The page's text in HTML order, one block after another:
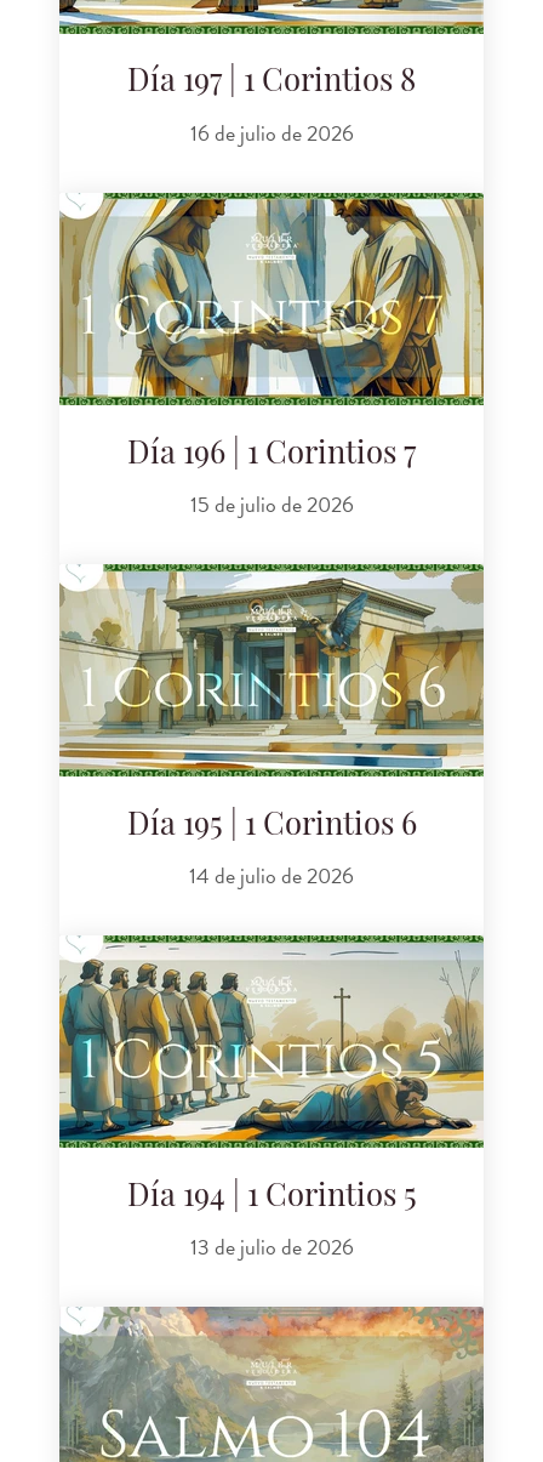
Día 197 | 1 Corintios 8
16 de julio de 2026
Día 196 | 1 Corintios 7
15 de julio de 2026
Día 195 | 1 Corintios 6
14 de julio de 2026
Día 194 | 1 Corintios 5
13 de julio de 2026